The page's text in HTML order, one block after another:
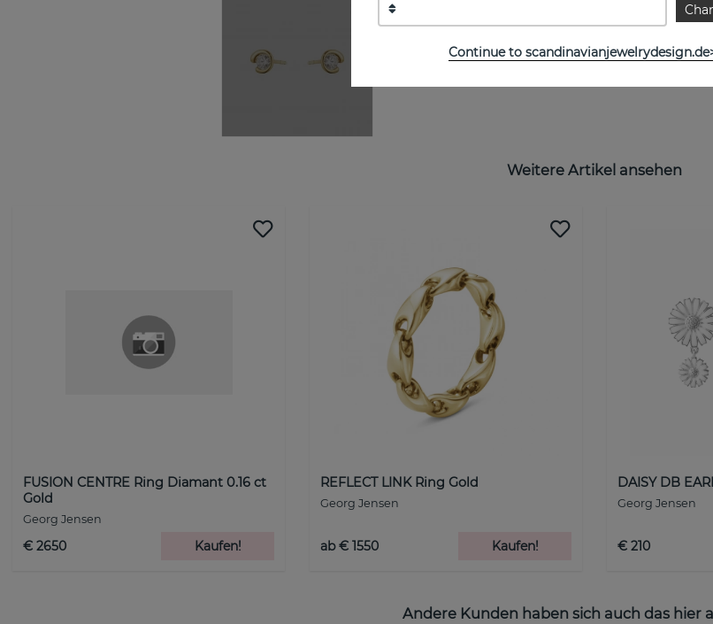
Weitere Artikel ansehen
FUSION CENTRE Ring Diamant 0.16 ct
Gold
Georg Jensen
€ 2650 Kaufen!
REFLECT LINK Ring Gold
Georg Jensen
ab € 1550 Kaufen!
DAISY DB
Georg Jensen
€ 210
Andere Kunden haben sich auch das hier
Continue to